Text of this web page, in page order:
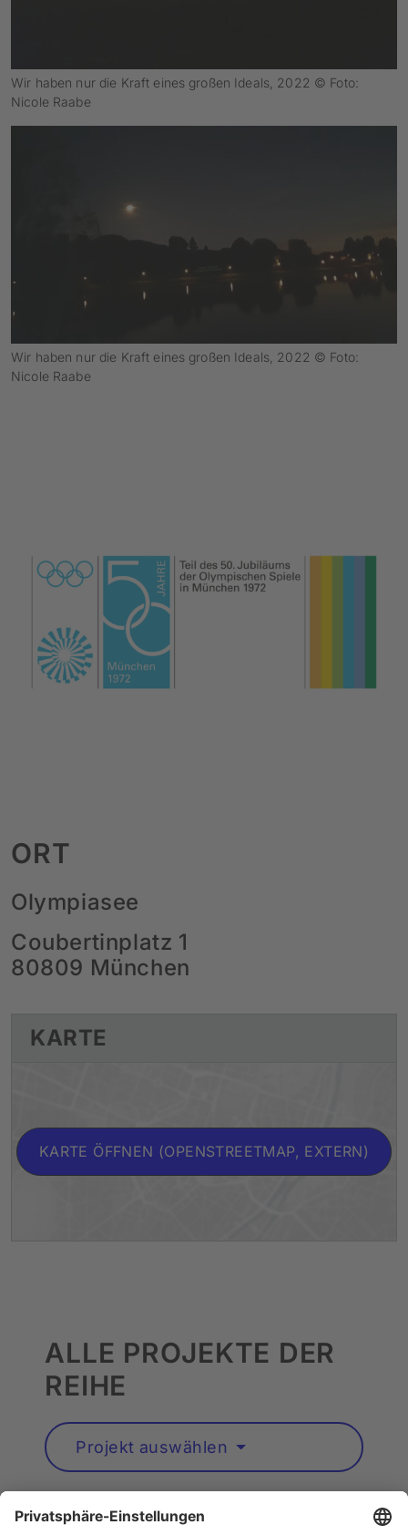
Wir haben nur die Kraft eines großen Ideals, 2022 © Foto:
Nicole Raabe
Wir haben nur die Kraft eines großen Ideals, 2022 © Foto:
Nicole Raabe
ORT
Olympiasee
Coubertinplatz 1
80809 München
KARTE
KARTE ÖFFNEN (OPENSTREETMAP, EXTERN)
ALLE PROJEKTE DER
REIHE
Projekt auswählen